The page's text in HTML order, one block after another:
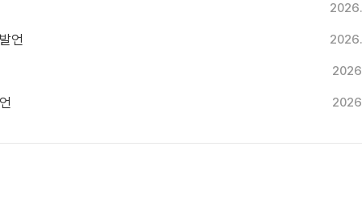
언